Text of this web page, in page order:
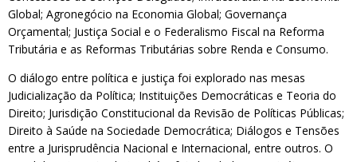
Global; Agronegócio na Economia Global; Governança
Orçamental; Justiça Social e o Federalismo Fiscal na Reforma
Tributária e as Reformas Tributárias sobre Renda e Consumo.
O diálogo entre política e justiça foi explorado nas mesas
Judicialização da Política; Instituições Democráticas e Teoria do
Direito; Jurisdição Constitucional da Revisão de Políticas Públicas;
Direito à Saúde na Sociedade Democrática; Diálogos e Tensões
entre a Jurisprudência Nacional e Internacional, entre outros. O